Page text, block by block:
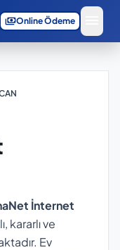
paymentsOnline Ödeme
İnternet
kararlı ve
Ev